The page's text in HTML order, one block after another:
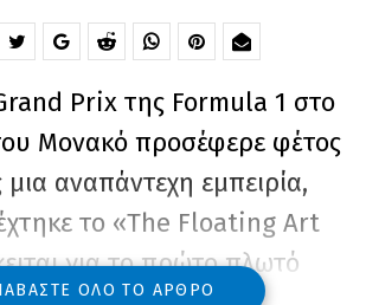
Prix της Formula 1 στο
Μονακό προσέφερε φέτος
μια αναπάντεχη εμπειρία,
το «The Floating Art
για το πρώτο πλωτό
ΌΛΟ ΤΟ ΆΡΘΡΟ